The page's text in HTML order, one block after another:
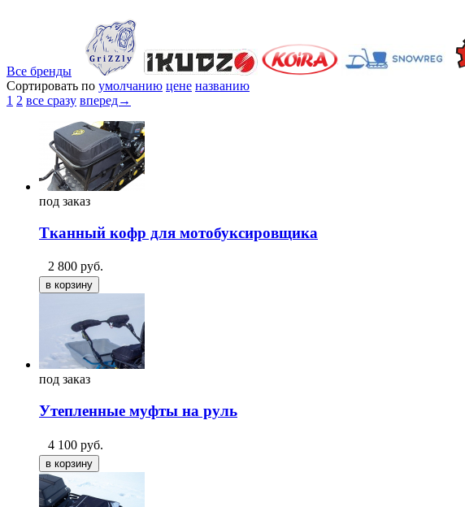
Все бренды
Сортировать по умолчанию цене названию
1 2 все сразу вперед→
под заказ
Тканный кофр для мотобуксировщика
2 800 руб.
под заказ
Утепленные муфты на руль
4 100 руб.